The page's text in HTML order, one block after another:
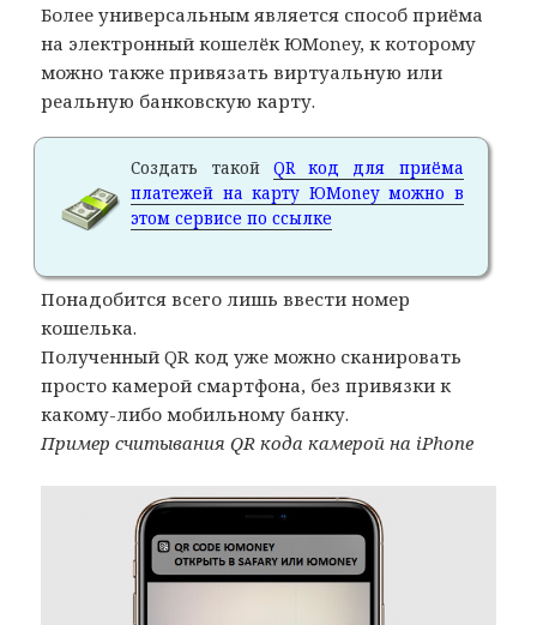
Более универсальным является способ приёма
на электронный кошелёк ЮMoney, к которому
можно также привязать виртуальную или
реальную банковскую карту.
Создать такой QR код для приёма
платежей на карту ЮMoney можно в
этом сервисе по ссылке
Понадобится всего лишь ввести номер
кошелька.
Полученный QR код уже можно сканировать
просто камерой смартфона, без привязки к
какому-либо мобильному банку.
Пример считывания QR кода камерой на iPhone